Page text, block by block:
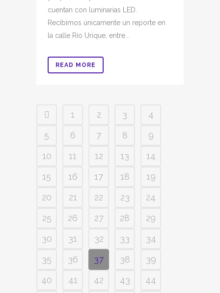
cuentan con luminarias LED.
Recibimos únicamente un reporte en
la calle Río Urique, entre...
READ MORE
1 2 3
4
5
6 7 8
9
10
11 12 13
14
15
16 17 18
19
20
21 22 23
24
25
26 27 28
29
30
31 32 33
34
35
36 37 38
39
40
41 42 43
44